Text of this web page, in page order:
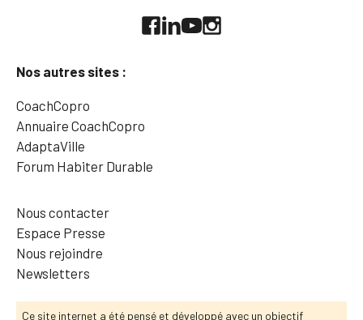
Nos autres sites :
CoachCopro
Annuaire CoachCopro
AdaptaVille
Forum Habiter Durable
Nous contacter
Espace Presse
Nous rejoindre
Newsletters
Ce site internet a été pensé et développé avec un objectif